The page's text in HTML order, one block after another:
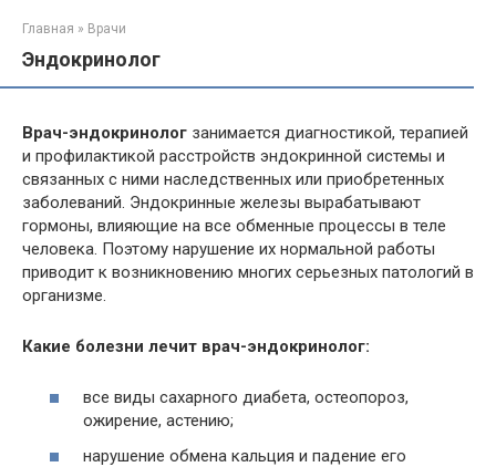
Главная » Врачи
Эндокринолог
Врач-эндокринолог занимается диагностикой, терапией
и профилактикой расстройств эндокринной системы и
связанных с ними наследственных или приобретенных
заболеваний. Эндокринные железы вырабатывают
гормоны, влияющие на все обменные процессы в теле
человека. Поэтому нарушение их нормальной работы
приводит к возникновению многих серьезных патологий в
организме.
Какие болезни лечит врач-эндокринолог:
все виды сахарного диабета, остеопороз,
ожирение, астению;
нарушение обмена кальция и падение его